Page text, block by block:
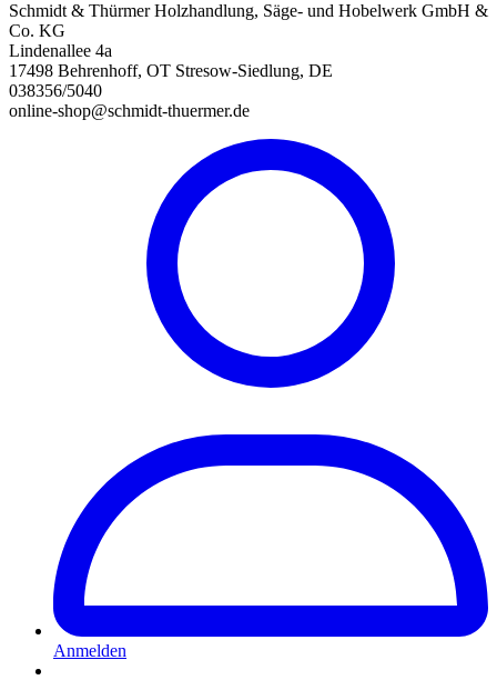
Schmidt & Thürmer Holzhandlung, Säge- und Hobelwerk GmbH &
Co. KG
Lindenallee 4a
17498 Behrenhoff, OT Stresow-Siedlung, DE
038356/5040
online-shop@schmidt-thuermer.de
Anmelden